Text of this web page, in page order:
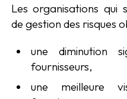
Les organisations qui
de gestion des risques
une diminution
fournisseurs,
une meilleure